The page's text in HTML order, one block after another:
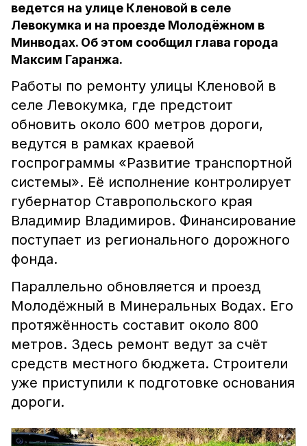
ведется на улице Кленовой в селе
Левокумка и на проезде Молодёжном в
Минводах. Об этом сообщил глава города
Максим Гаранжа.
Работы по ремонту улицы Кленовой в
селе Левокумка, где предстоит
обновить около 600 метров дороги,
ведутся в рамках краевой
госпрограммы «Развитие транспортной
системы». Её исполнение контролирует
губернатор Ставропольского края
Владимир Владимиров. Финансирование
поступает из регионального дорожного
фонда.
Параллельно обновляется и проезд
Молодёжный в Минеральных Водах. Его
протяжённость составит около 800
метров. Здесь ремонт ведут за счёт
средств местного бюджета. Строители
уже приступили к подготовке основания
дороги.